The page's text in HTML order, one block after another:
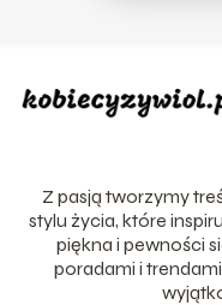
Z pasją tworzymy
stylu życia, które
piękna i pewności
poradami i